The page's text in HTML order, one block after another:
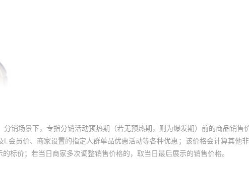
销场景下，专指分销活动预热期（若无预热期，则为爆发期）前的商品销售
会员价、商家设置的指定人群单品优惠活动等各种优惠；该价格会计算其他
标价；若当日商家多次调整销售价格的，取当日最后展示的销售价格。